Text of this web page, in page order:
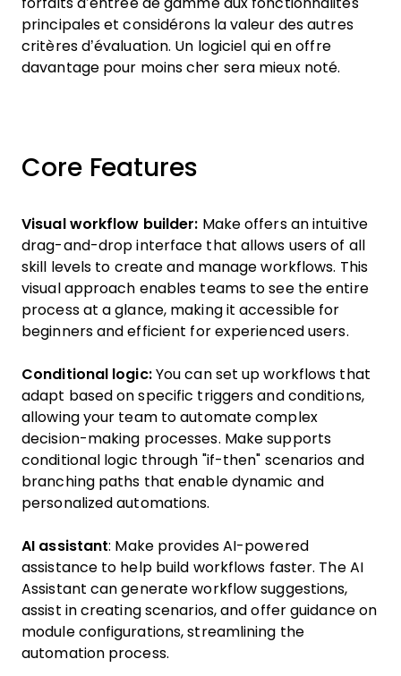
forfaits d’entrée de gamme aux fonctionnalités
principales et considérons la valeur des autres
critères d’évaluation. Un logiciel qui en offre
davantage pour moins cher sera mieux noté.
Core Features
Visual workflow builder: Make offers an intuitive
drag-and-drop interface that allows users of all
skill levels to create and manage workflows. This
visual approach enables teams to see the entire
process at a glance, making it accessible for
beginners and efficient for experienced users.
Conditional logic:You can set up workflows that
adapt based on specific triggers and conditions,
allowing your team to automate complex
decision-making processes. Make supports
conditional logic through "if-then" scenarios and
branching paths that enable dynamic and
personalized automations.
AI assistant: Make provides AI-powered
assistance to help build workflows faster. The AI
Assistant can generate workflow suggestions,
assist in creating scenarios, and offer guidance on
module configurations, streamlining the
automation process.